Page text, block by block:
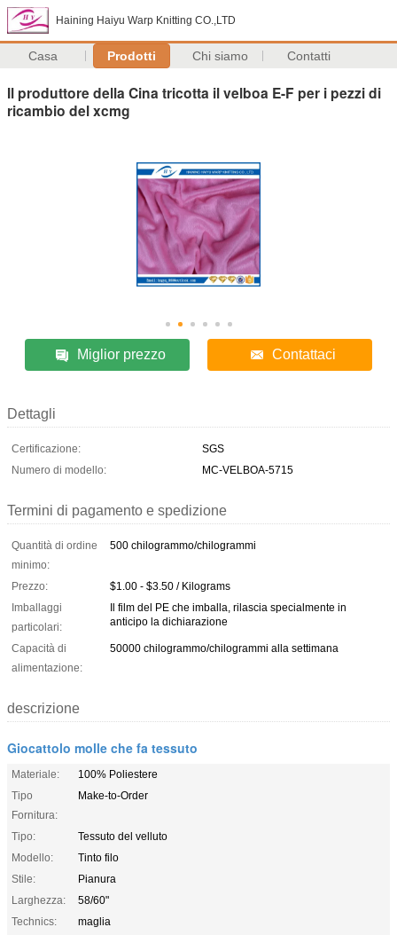
Haining Haiyu Warp Knitting CO.,LTD
Casa Prodotti Chi siamo Contatti
Il produttore della Cina tricotta il velboa E-F per i pezzi di
ricambio del xcmg
Miglior prezzo Contattaci
Dettagli
Certificazione:
SGS
Numero di modello:
MC-VELBOA-5715
Termini di pagamento e spedizione
Quantità di ordine
minimo:
500 chilogrammo/chilogrammi
Prezzo:
$1.00 - $3.50 / Kilograms
Imballaggi
particolari:
Il film del PE che imballa, rilascia specialmente in
anticipo la dichiarazione
Capacità di
alimentazione:
50000 chilogrammo/chilogrammi alla settimana
descrizione
Giocattolo molle che fa tessuto
Materiale:
100% Poliestere
Tipo
Fornitura:
Make-to-Order
Tipo:
Tessuto del velluto
Modello:
Tinto filo
Stile:
Pianura
Larghezza:
58/60"
Technics:
maglia